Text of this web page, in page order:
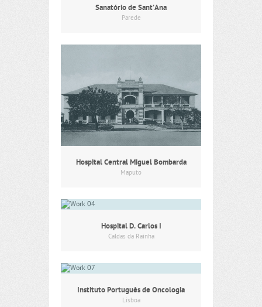
Sanatório de Sant’Ana
Parede
Hospital Central Miguel Bombarda
Maputo
Hospital D. Carlos I
Caldas da Rainha
Instituto Português de Oncologia
Lisboa